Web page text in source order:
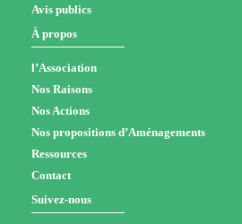
Avis publics
À propos
l’Association
Nos Raisons
Nos Actions
Nos propositions d’Aménagements
Ressources
Contact
Suivez-nous